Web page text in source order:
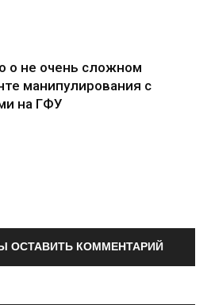
о не очень сложном
манипулирования с
на ГФУ
ОСТАВИТЬ КОММЕНТАРИЙ